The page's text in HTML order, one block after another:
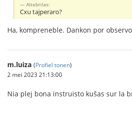
Altebrilas:
Cxu tajperaro?
Ha, kompreneble. Dankon por
m.luiza (Profiel tonen)
2 mei 2023 21:13:00
Nia plej bona instruisto kuŝas sur la